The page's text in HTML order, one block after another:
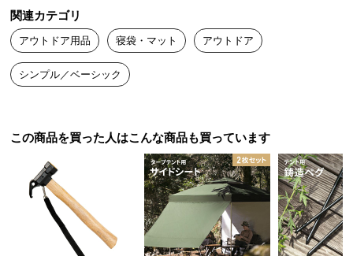
配
送
つ
商
関連カテゴリ
アウトドア用品 寝袋・マット アウトドア
シンプル／ベーシック
この商品を買った人はこんな商品も買っています